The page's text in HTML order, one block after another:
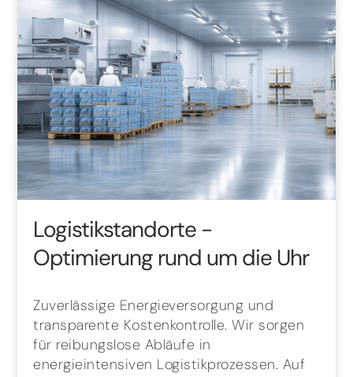
Logistikstandorte -
Optimierung rund um die Uhr
Zuverlässige Energieversorgung und
transparente Kostenkontrolle. Wir sorgen
für reibungslose Abläufe in
energieintensiven Logistikprozessen. Auf